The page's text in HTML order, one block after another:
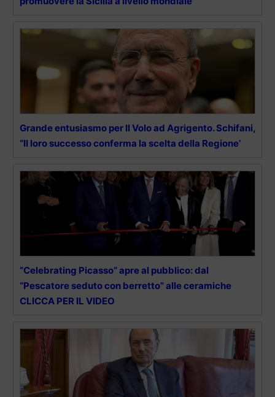
Grande entusiasmo per Il Volo ad Agrigento. Schifani,
“Il loro successo conferma la scelta della Regione’
“Celebrating Picasso” apre al pubblico: dal
“Pescatore seduto con berretto” alle ceramiche
CLICCA PER IL VIDEO